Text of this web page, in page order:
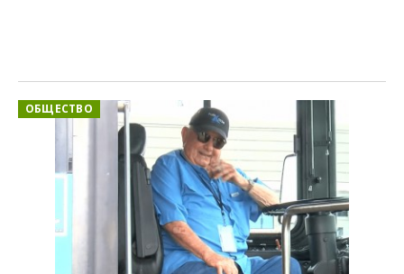
ОБЩЕСТВО